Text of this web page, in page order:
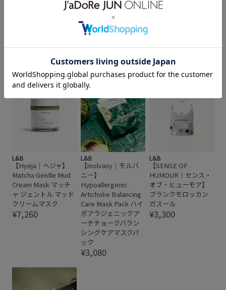
パック・フェイスマスク
L&B
【Hyeja｜ヘジャ】
Matcha Gentle Mud
Cream Mask マッチ
ャ ジェントル マッド
クリームマスク
¥7,260
L&B
【molvany｜モルバ
ニー】
Hypoallergenic
Artichoke Balancing
Care Mask Pack ハイ
ポアラジェニックア
ーチチョークバラン
シングケアマスクパ
ック
¥3,080
L&B
【SENSE OF
HUMOUR｜センス・
オブ・ヒューモア】
ブランクモロッカン
ガスール
¥3,300